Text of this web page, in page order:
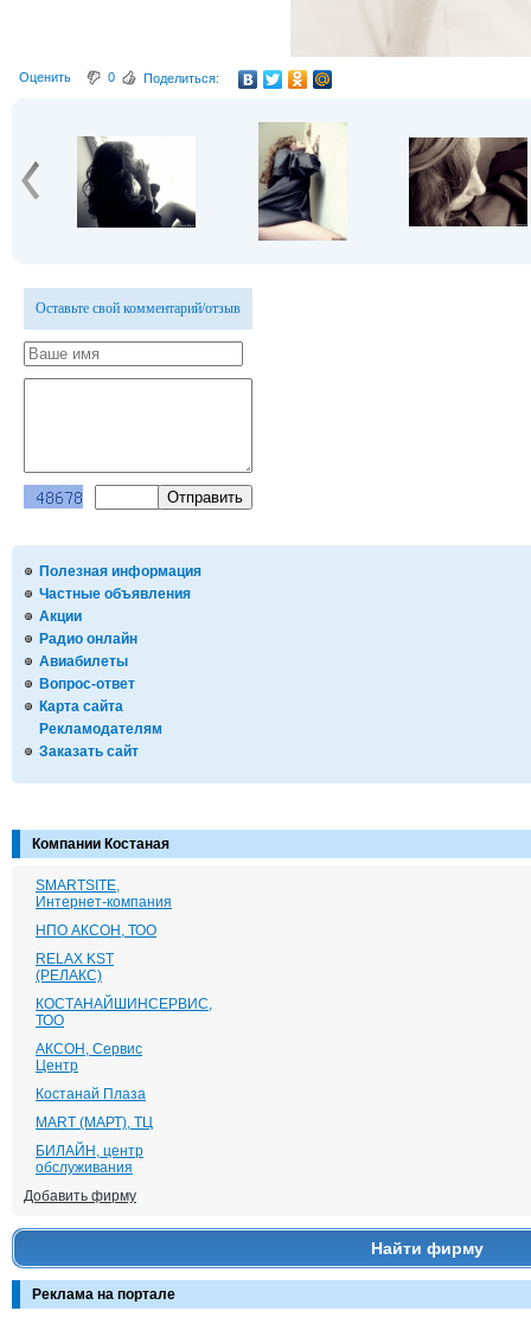
Полезная информация
Частные объявления
Акции
Радио онлайн
Авиабилеты
Вопрос-ответ
Карта сайта
Рекламодателям
Заказать сайт
Компании Костаная
SMARTSITE,
Интернет-компания
НПО АКСОН, ТОО
RELAX KST
(РЕЛАКС)
КОСТАНАЙШИНСЕРВИС,
ТОО
АКСОН, Сервис
Центр
Костанай Плаза
MART (МАРТ), ТЦ
БИЛАЙН, центр
обслуживания
Добавить фирму
Найти фирму
Реклама на портале
Оценить 0 Поделиться:
Оставьте свой комментарий/отзыв